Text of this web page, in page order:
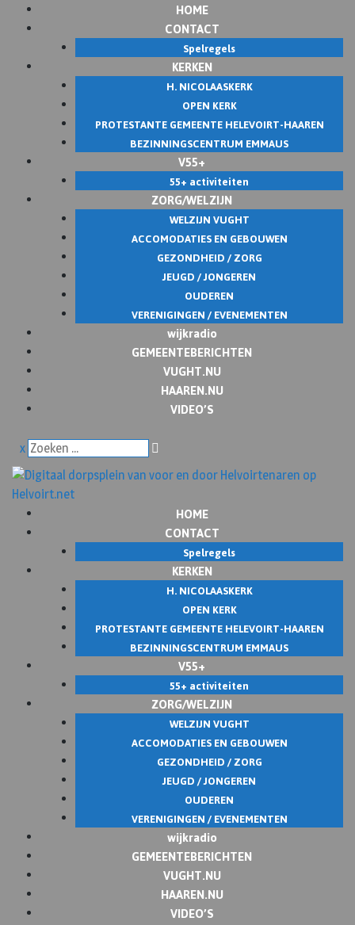
HOME
CONTACT
Spelregels
KERKEN
H. NICOLAASKERK
OPEN KERK
PROTESTANTE GEMEENTE HELEVOIRT-HAAREN
BEZINNINGSCENTRUM EMMAUS
V55+
55+ activiteiten
ZORG/WELZIJN
WELZIJN VUGHT
ACCOMODATIES EN GEBOUWEN
GEZONDHEID / ZORG
JEUGD / JONGEREN
OUDEREN
VERENIGINGEN / EVENEMENTEN
wijkradio
GEMEENTEBERICHTEN
VUGHT.NU
HAAREN.NU
VIDEO’S
x
HOME
CONTACT
Spelregels
KERKEN
H. NICOLAASKERK
OPEN KERK
PROTESTANTE GEMEENTE HELEVOIRT-HAAREN
BEZINNINGSCENTRUM EMMAUS
V55+
55+ activiteiten
ZORG/WELZIJN
WELZIJN VUGHT
ACCOMODATIES EN GEBOUWEN
GEZONDHEID / ZORG
JEUGD / JONGEREN
OUDEREN
VERENIGINGEN / EVENEMENTEN
wijkradio
GEMEENTEBERICHTEN
VUGHT.NU
HAAREN.NU
VIDEO’S